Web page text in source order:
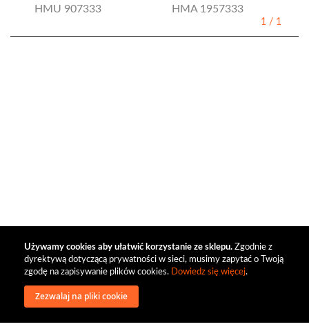
Używamy cookies aby ułatwić korzystanie ze sklepu. Zgodnie z
dyrektywą dotyczącą prywatności w sieci, musimy zapytać o Twoją
zgodę na zapisywanie plików cookies. Dowiedz się więcej.
Zezwalaj na pliki cookie
HMU 907333
HMA 1957333
1 / 1